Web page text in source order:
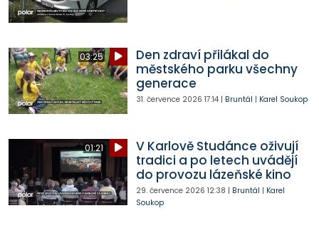
03:25
Den zdraví přilákal do
městského parku všechny
generace
31. července 2026 17:14| Bruntál | Karel Soukop
01:21
V Karlově Studánce oživují
tradici a po letech uvádějí
do provozu lázeňské kino
29. července 2026 12:38 | Bruntál | Karel
Soukop